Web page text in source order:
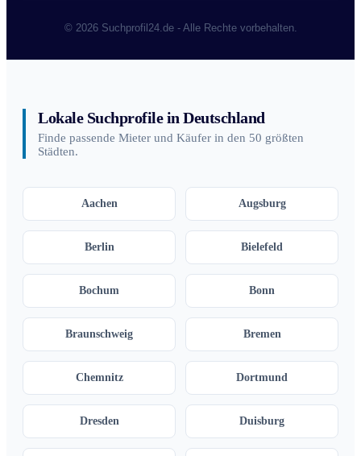
© 2026 Suchprofil24.de - Alle Rechte vorbehalten.
Lokale Suchprofile in Deutschland
Finde passende Mieter und Käufer in den 50 größten
Städten.
Aachen Augsburg
Berlin Bielefeld
Bochum Bonn
Braunschweig Bremen
Chemnitz Dortmund
Dresden Duisburg